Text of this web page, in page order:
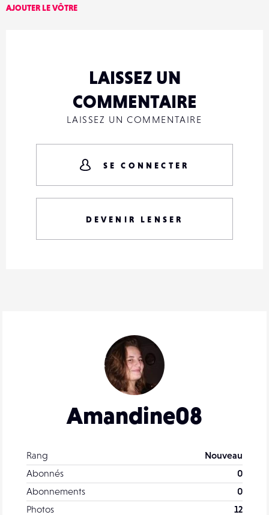
Amandine08
Rang
Nouveau
Abonnés
0
Abonnements
0
Photos
12
AJOUTER LE VÔTRE
LAISSEZ UN
COMMENTAIRE
LAISSEZ UN COMMENTAIRE
SE CONNECTER
DEVENIR LENSER